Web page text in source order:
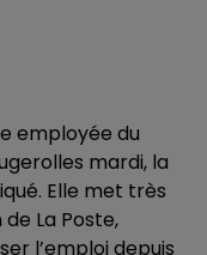
employée du
mardi, la
Elle met très
La Poste,
l’emploi depuis